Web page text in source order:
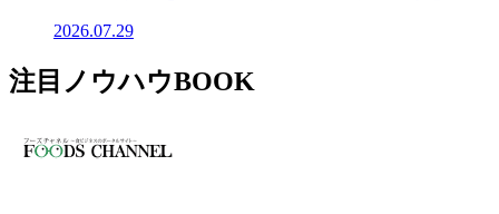
2026.07.29
注目ノウハウBOOK